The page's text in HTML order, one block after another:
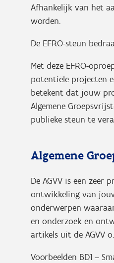
Afhankelijk van het
worden.
De EFRO-steun
Met deze EFRO-
potentiële projecten
betekent dat jouw
Algemene
publieke steun te
Algemene
De AGVV is een
ontwikkeling van
onderwerpen
en onderzoek en
artikels uit de AGVV
Voorbeelden BD1 –